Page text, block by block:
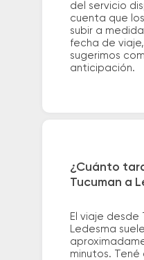
del servicio
cuenta que
subir a
fecha de
sugerimos
anticipación.
¿Cuánto
Tucuman a
El viaje desde
Ledesma
minutos.